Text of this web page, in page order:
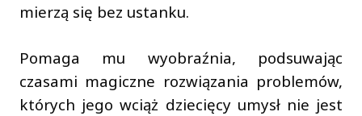
mierzą się bez ustanku.
Pomaga mu wyobraźnia, podsuwając
czasami magiczne rozwiązania problemów,
których jego wciąż dziecięcy umysł nie jest